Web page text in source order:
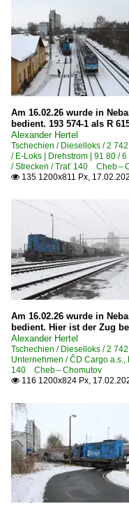
Am 16.02.26 wurde in
bedient. 193 574-1 als R
Alexander Hertel
Tschechien / Dieselloks / 2
/ E-Loks | Drehstrom | 91 80 /
/ Strecken / Trať 140 Cheb –
 135 1200x811 Px,
Am 16.02.26 wurde in
bedient. Hier ist der Zug
Alexander Hertel
Tschechien / Dieselloks / 2
Unternehmen / ČD Cargo
140 Cheb – Chomutov
 116 1200x824 Px,